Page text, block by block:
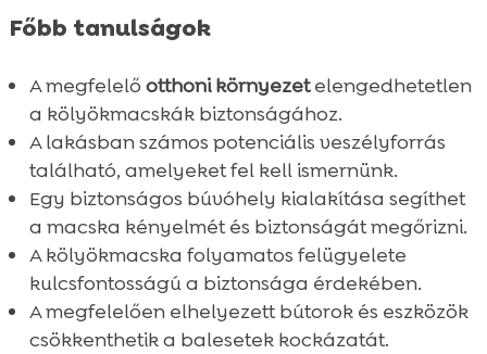
Főbb tanulságok
A megfelelő otthoni környezetelengedhetetlen
a kölyökmacskák biztonságához.
A lakásban számos potenciális veszélyforrás
található, amelyeket fel kell ismernünk.
Egy biztonságos búvóhely kialakítása segíthet
a macska kényelmét és biztonságát megőrizni.
A kölyökmacska folyamatos felügyelete
kulcsfontosságú a biztonsága érdekében.
A megfelelően elhelyezett bútorok és eszközök
csökkenthetik a balesetek kockázatát.